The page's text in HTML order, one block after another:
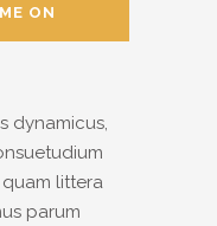
ON
dynamicus,
littera
parum